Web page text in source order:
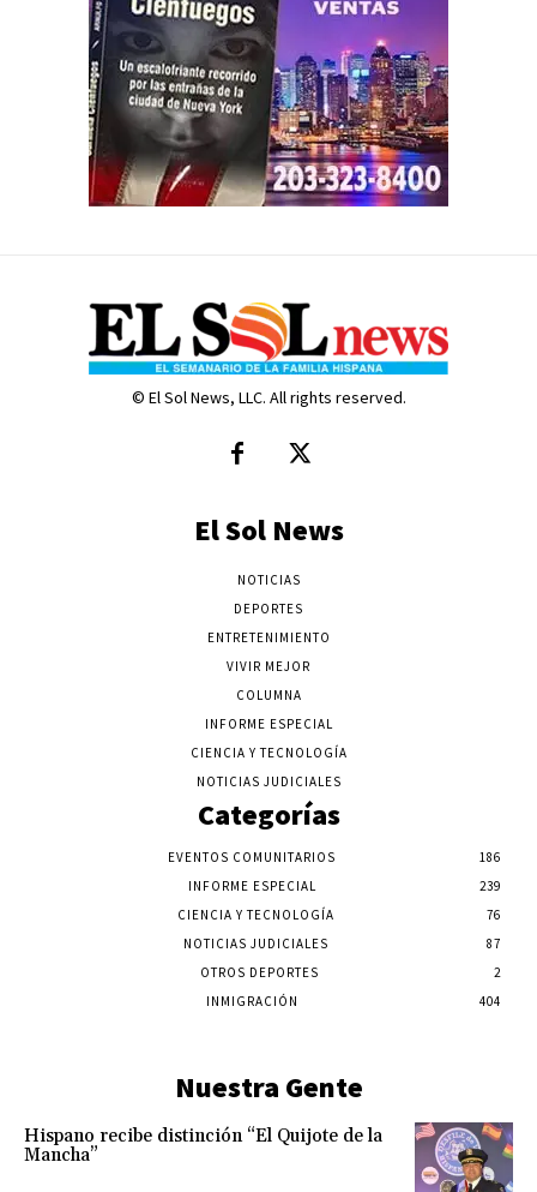
© El Sol News, LLC. All rights reserved.
El Sol News
NOTICIAS
DEPORTES
ENTRETENIMIENTO
VIVIR MEJOR
COLUMNA
INFORME ESPECIAL
CIENCIA Y TECNOLOGÍA
NOTICIAS JUDICIALES
Categorías
EVENTOS COMUNITARIOS
186
INFORME ESPECIAL
239
CIENCIA Y TECNOLOGÍA
76
NOTICIAS JUDICIALES
87
OTROS DEPORTES
2
INMIGRACIÓN
404
Nuestra Gente
Hispano recibe distinción “El Quijote de la
Mancha”